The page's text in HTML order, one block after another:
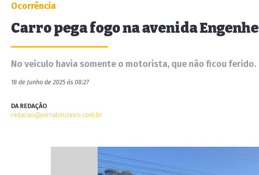
Ocorrência
Carro pega fogo na avenida
No veículo havia somente o motorista, que não ficou ferido.
18 de Junho de 2025 às 08:27
DA REDAÇÃO
redacao@jornalcruzeiro.com.br